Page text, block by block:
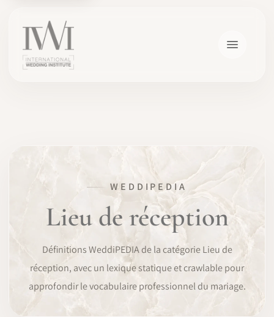
FORMATION
WEDDIPEDIA
Lieu de réception
Définitions WeddiPEDIA de la catégorie Lieu de
réception, avec un lexique statique et crawlable pour
approfondir le vocabulaire professionnel du mariage.